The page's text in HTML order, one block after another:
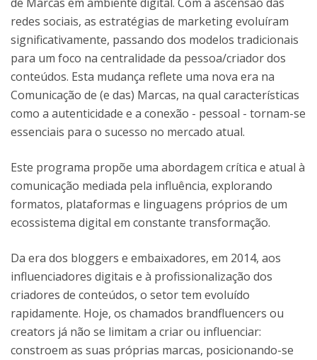
redes sociais, as estratégias de marketing evoluíram
significativamente, passando dos modelos tradicionais
para um foco na centralidade da pessoa/criador dos
conteúdos. Esta mudança reflete uma nova era na
Comunicação de (e das) Marcas, na qual características
como a autenticidade e a conexão - pessoal - tornam-se
essenciais para o sucesso no mercado atual.
Este programa propõe uma abordagem crítica e atual à
comunicação mediada pela influência, explorando
formatos, plataformas e linguagens próprios de um
ecossistema digital em constante transformação.
Da era dos bloggers e embaixadores, em 2014, aos
influenciadores digitais e à profissionalização dos
criadores de conteúdos, o setor tem evoluído
rapidamente. Hoje, os chamados brandfluencers ou
creators já não se limitam a criar ou influenciar:
constroem as suas próprias marcas, posicionando-se